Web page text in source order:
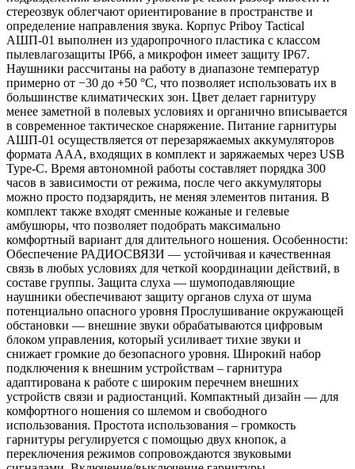
стереозвук облегчают ориентирование в пространстве и
определение направления звука. Корпус Priboy Tactical
АШП‑01 выполнен из ударопрочного пластика с классом
пылевлагозащиты IP66, а микрофон имеет защиту IP67.
Наушники рассчитаны на работу в диапазоне температур
примерно от −30 до +50 °C, что позволяет использовать их в
большинстве климатических зон. Цвет делает гарнитуру
менее заметной в полевых условиях и органично вписывается
в современное тактическое снаряжение. Питание гарнитуры
АШП‑01 осуществляется от перезаряжаемых аккумуляторов
формата AAA, входящих в комплект и заряжаемых через USB
Type‑C. Время автономной работы составляет порядка 300
часов в зависимости от режима, после чего аккумуляторы
можно просто подзарядить, не меняя элементов питания. В
комплект также входят сменные кожаные и гелевые
амбушюры, что позволяет подобрать максимально
комфортный вариант для длительного ношения. Особенности:
Обеспечение РАДИОСВЯЗИ — устойчивая и качественная
связь в любых условиях для четкой координации действий, в
составе группы. Защита слуха — шумоподавляющие
наушники обеспечивают защиту органов слуха от шума
потенциально опасного уровня Прослушивание окружающей
обстановки — внешние звуки обрабатываются цифровым
блоком управления, который усиливает тихие звуки и
снижает громкие до безопасного уровня. Широкий набор
подключения к внешним устройствам – гарнитура
адаптирована к работе с широким перечнем внешних
устройств связи и радиостанций. Компактный дизайн — для
комфортного ношения со шлемом и свободного
использования. Простота использования – громкость
гарнитуры регулируется с помощью двух кнопок, а
переключения режимов сопровождаются звуковыми